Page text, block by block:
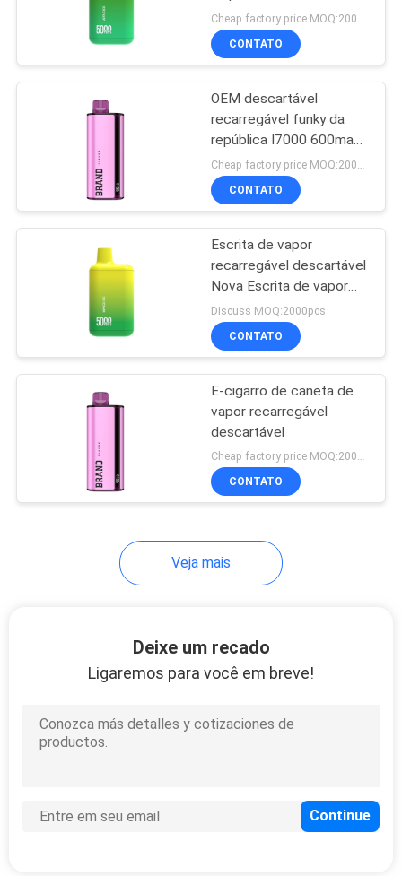
sistema da vagem
Difusor Vape de
Cigalike
Mini Electronic
Cigarette
19
em barra de cristal
Vape popular novo
Ecig
Vape recarregáveis
Cheap factory price MOQ:2000pcs
CONTATO
OEM descartável
recarregável funky da
república I7000 600mah
Vape
CONTATO
Escrita de vapor
recarregável descartável
Nova Escrita de vapor
popular com bobinas de
malha
Discuss MOQ:2000pcs
CONTATO
E-cigarro de caneta de
vapor recarregável
descartável
Cheap factory price MOQ:2000pcs
CONTATO
Veja mais
Deixe um recado
Ligaremos para você em breve!